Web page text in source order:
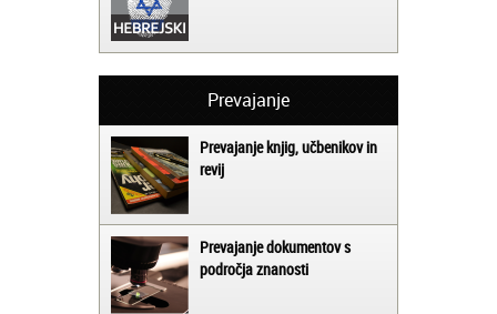
Prevajanje
Prevajanje knjig, učbenikov in
revij
Prevajanje dokumentov s
področja znanosti